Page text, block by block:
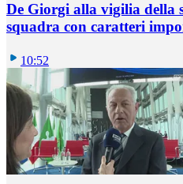
De Giorgi alla vigilia della
squadra con caratteri
10:52